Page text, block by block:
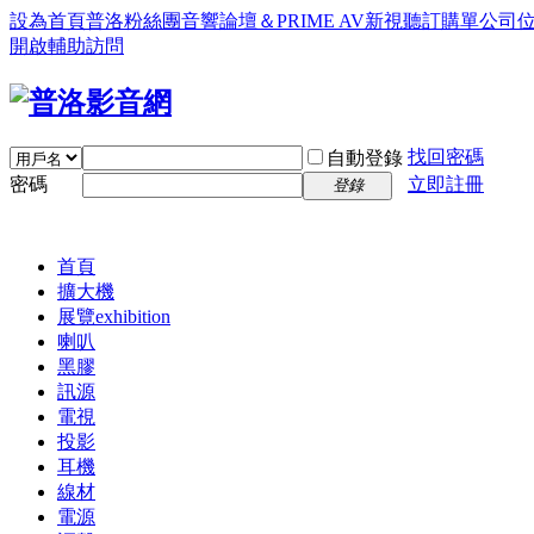
設為首頁普洛粉絲團音響論壇＆PRIME AV新視聽訂購單公司
開啟輔助訪問
自動登錄 找回密碼
密碼
登錄 立即註冊
首頁
擴大機
展覽exhibition
喇叭
黑膠
訊源
電視
投影
耳機
線材
電源